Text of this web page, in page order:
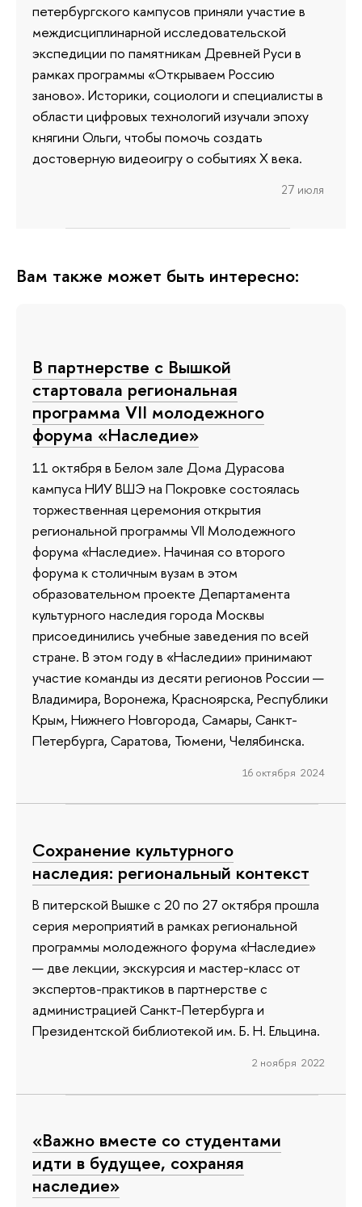
петербургского кампусов приняли участие в
междисциплинарной исследовательской
экспедиции по памятникам Древней Руси в
рамках программы «Открываем Россию
заново». Историки, социологи и специалисты в
области цифровых технологий изучали эпоху
княгини Ольги, чтобы помочь создать
достоверную видеоигру о событиях X века.
27 июля
Вам также может быть интересно:
В партнерстве с Вышкой
стартовала региональная
программа VII молодежного
форума «Наследие»
11 октября в Белом зале Дома Дурасова
кампуса НИУ ВШЭ на Покровке состоялась
торжественная церемония открытия
региональной программы VII Молодежного
форума «Наследие». Начиная со второго
форума к столичным вузам в этом
образовательном проекте Департамента
культурного наследия города Москвы
присоединились учебные заведения по всей
стране. В этом году в «Наследии» принимают
участие команды из десяти регионов России —
Владимира, Воронежа, Красноярска, Республики
Крым, Нижнего Новгорода, Самары, Санкт-
Петербурга, Саратова, Тюмени, Челябинска.
16 октября 2024
Сохранение культурного
наследия: региональный контекст
В питерской Вышке с 20 по 27 октября прошла
серия мероприятий в рамках региональной
программы молодежного форума «Наследие»
— две лекции, экскурсия и мастер-класс от
экспертов-практиков в партнерстве с
администрацией Санкт-Петербурга и
Президентской библиотекой им. Б. Н. Ельцина.
2 ноября 2022
«Важно вместе со студентами
идти в будущее, сохраняя
наследие»